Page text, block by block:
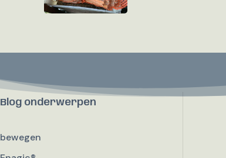
Blog onderwerpen
bewegen